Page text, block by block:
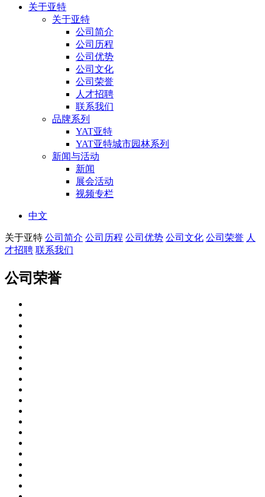
关于亚特
关于亚特
公司简介
公司历程
公司优势
公司文化
公司荣誉
人才招聘
联系我们
品牌系列
YAT亚特
YAT亚特城市园林系列
新闻与活动
新闻
展会活动
视频专栏
中文
关于亚特 公司简介 公司历程 公司优势 公司文化 公司荣誉 人
才招聘 联系我们
公司荣誉